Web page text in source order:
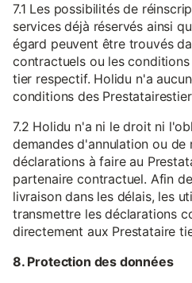
7.1 Les possibilités de
services déjà réservés ainsi
égard peuvent être trouvés
contractuels ou les
tier respectif. Holidu n'a
conditions des
7.2 Holidu n'a ni le droit ni
demandes d'annulation ou
déclarations à faire au
partenaire contractuel. Afin
livraison dans les délais, les
transmettre les déclarations
directement aux Prestataire
8. Protection des données